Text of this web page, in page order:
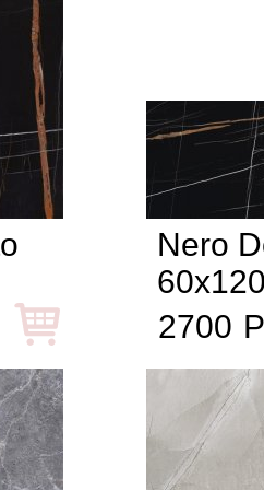
Nero
2700